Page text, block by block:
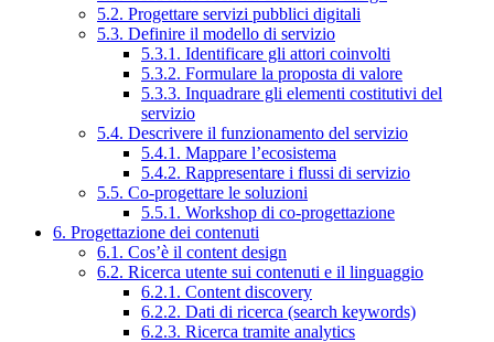
5.2. Progettare servizi pubblici digitali
5.3. Definire il modello di servizio
5.3.1. Identificare gli attori coinvolti
5.3.2. Formulare la proposta di valore
5.3.3. Inquadrare gli elementi costitutivi del
servizio
5.4. Descrivere il funzionamento del servizio
5.4.1. Mappare l’ecosistema
5.4.2. Rappresentare i flussi di servizio
5.5. Co-progettare le soluzioni
5.5.1. Workshop di co-progettazione
6. Progettazione dei contenuti
6.1. Cos’è il content design
6.2. Ricerca utente sui contenuti e il linguaggio
6.2.1. Content discovery
6.2.2. Dati di ricerca (search keywords)
6.2.3. Ricerca tramite analytics